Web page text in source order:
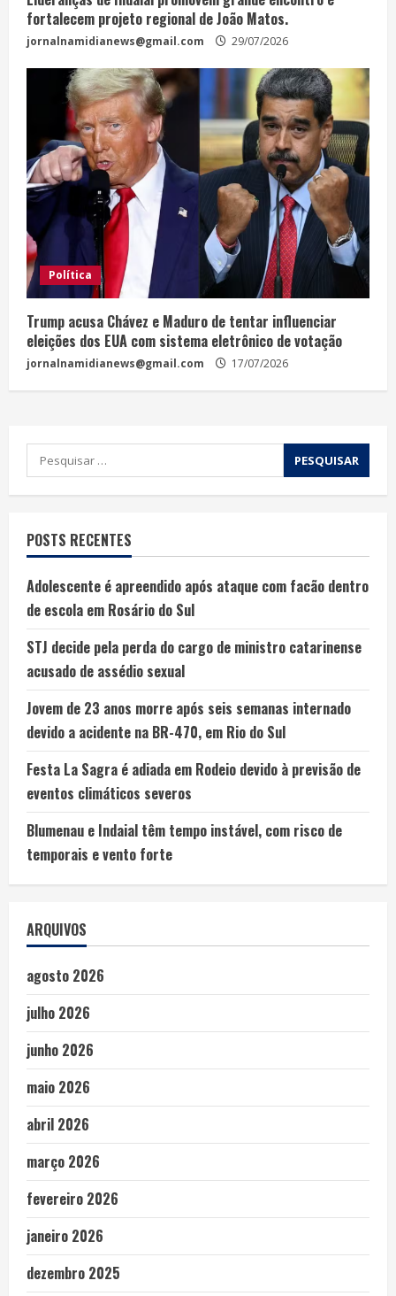
fortalecem projeto regional de João Matos.
jornalnamidianews@gmail.com 29/07/2026
Política
Trump acusa Chávez e Maduro de tentar influenciar
eleições dos EUA com sistema eletrônico de votação
jornalnamidianews@gmail.com 17/07/2026
POSTS RECENTES
Adolescente é apreendido após ataque com facão dentro
de escola em Rosário do Sul
STJ decide pela perda do cargo de ministro catarinense
acusado de assédio sexual
Jovem de 23 anos morre após seis semanas internado
devido a acidente na BR-470, em Rio do Sul
Festa La Sagra é adiada em Rodeio devido à previsão de
eventos climáticos severos
Blumenau e Indaial têm tempo instável, com risco de
temporais e vento forte
ARQUIVOS
agosto 2026
julho 2026
junho 2026
maio 2026
abril 2026
março 2026
fevereiro 2026
janeiro 2026
dezembro 2025